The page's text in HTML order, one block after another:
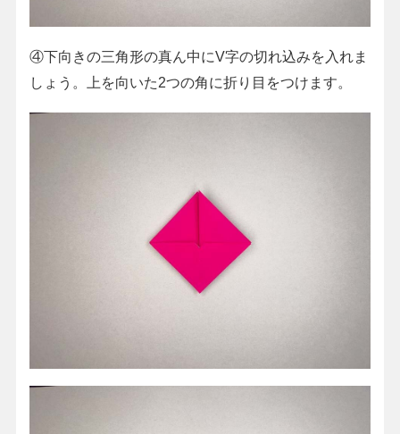
④下向きの三角形の真ん中にV字の切れ込みを入れま
しょう。上を向いた2つの角に折り目をつけます。